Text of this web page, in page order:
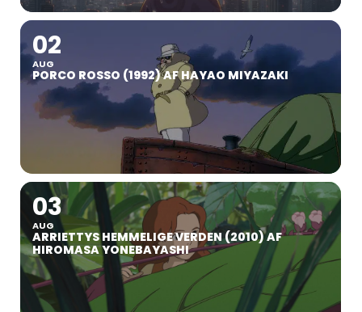
02
AUG
PORCO ROSSO (1992) AF HAYAO MIYAZAKI
03
AUG
ARRIETTYS HEMMELIGE VERDEN (2010) AF
HIROMASA YONEBAYASHI